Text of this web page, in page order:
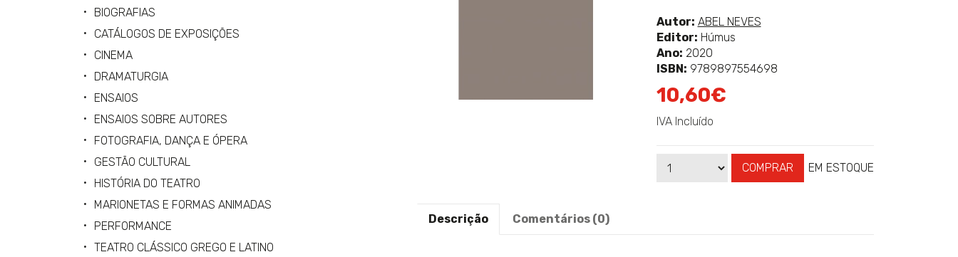
classificação
Autor: Ver
mais
sobre
ABEL NEVES
Editor: Húmus
Ano: 2020
ISBN: 9789897554698
10,60€
IVA Incluído
Qtd COMPRAR
Disponibilidade: EM ESTOQUE
Descrição Comentários (0)
BIOGRAFIAS
CATÁLOGOS DE EXPOSIÇÕES
CINEMA
DRAMATURGIA
ENSAIOS
ENSAIOS SOBRE AUTORES
FOTOGRAFIA, DANÇA E ÓPERA
GESTÃO CULTURAL
HISTÓRIA DO TEATRO
MARIONETAS E FORMAS ANIMADAS
PERFORMANCE
TEATRO CLÁSSICO GREGO E LATINO